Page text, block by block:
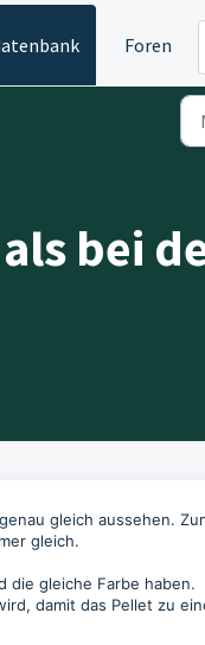
Foren
bei
gleich aussehen.
gleich.
die gleiche Farbe haben.
damit das Pellet zu